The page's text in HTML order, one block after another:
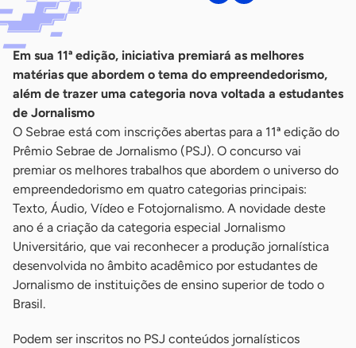
Em sua 11ª edição, iniciativa premiará as melhores
matérias que abordem o tema do empreendedorismo,
além de trazer uma categoria nova voltada a estudantes
de Jornalismo
O Sebrae está com inscrições abertas para a 11ª edição do
Prêmio Sebrae de Jornalismo (PSJ). O concurso vai
premiar os melhores trabalhos que abordem o universo do
empreendedorismo em quatro categorias principais:
Texto, Áudio, Vídeo e Fotojornalismo. A novidade deste
ano é a criação da categoria especial Jornalismo
Universitário, que vai reconhecer a produção jornalística
desenvolvida no âmbito acadêmico por estudantes de
Jornalismo de instituições de ensino superior de todo o
Brasil.
Podem ser inscritos no PSJ conteúdos jornalísticos